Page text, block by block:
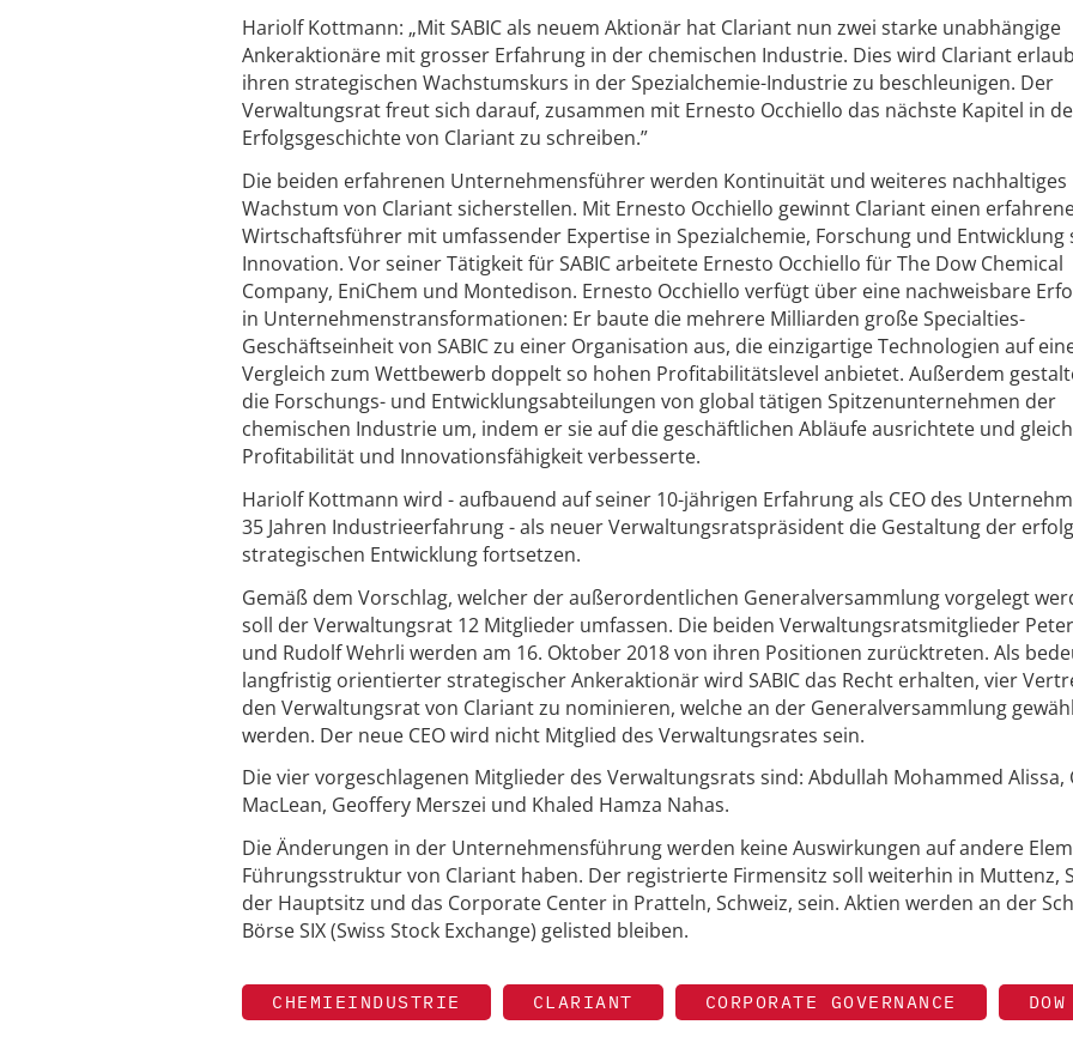
Hariolf Kottmann: „Mit SABIC als neuem Aktionär hat Clariant nun zwei starke unabhängige
Ankeraktionäre mit grosser Erfahrung in der chemischen Industrie. Dies wird Clariant
ihren strategischen Wachstumskurs in der Spezialchemie-Industrie zu beschleunigen. Der
Verwaltungsrat freut sich darauf, zusammen mit Ernesto Occhiello das nächste Kapitel in
Erfolgsgeschichte von Clariant zu schreiben.”
Die beiden erfahrenen Unternehmensführer werden Kontinuität und weiteres nachhaltiges
Wachstum von Clariant sicherstellen. Mit Ernesto Occhiello gewinnt Clariant einen
Wirtschaftsführer mit umfassender Expertise in Spezialchemie, Forschung und Entwicklung
Innovation. Vor seiner Tätigkeit für SABIC arbeitete Ernesto Occhiello für The Dow Chemical
Company, EniChem und Montedison. Ernesto Occhiello verfügt über eine nachweisbare
in Unternehmenstransformationen: Er baute die mehrere Milliarden große Specialties-
Geschäftseinheit von SABIC zu einer Organisation aus, die einzigartige Technologien auf
Vergleich zum Wettbewerb doppelt so hohen Profitabilitätslevel anbietet. Außerdem
die Forschungs- und Entwicklungsabteilungen von global tätigen Spitzenunternehmen der
chemischen Industrie um, indem er sie auf die geschäftlichen Abläufe ausrichtete und
Profitabilität und Innovationsfähigkeit verbesserte.
Hariolf Kottmann wird - aufbauend auf seiner 10-jährigen Erfahrung als CEO des
35 Jahren Industrieerfahrung - als neuer Verwaltungsratspräsident die Gestaltung der
strategischen Entwicklung fortsetzen.
Gemäß dem Vorschlag, welcher der außerordentlichen Generalversammlung vorgelegt
soll der Verwaltungsrat 12 Mitglieder umfassen. Die beiden Verwaltungsratsmitglieder
und Rudolf Wehrli werden am 16. Oktober 2018 von ihren Positionen zurücktreten. Als
langfristig orientierter strategischer Ankeraktionär wird SABIC das Recht erhalten, vier
den Verwaltungsrat von Clariant zu nominieren, welche an der Generalversammlung
werden. Der neue CEO wird nicht Mitglied des Verwaltungsrates sein.
Die vier vorgeschlagenen Mitglieder des Verwaltungsrats sind: Abdullah Mohammed Alissa,
MacLean, Geoffery Merszei und Khaled Hamza Nahas.
Die Änderungen in der Unternehmensführung werden keine Auswirkungen auf andere
Führungsstruktur von Clariant haben. Der registrierte Firmensitz soll weiterhin in Muttenz,
der Hauptsitz und das Corporate Center in Pratteln, Schweiz, sein. Aktien werden an der
Börse SIX (Swiss Stock Exchange) gelisted bleiben.
CHEMIEINDUSTRIE CLARIANT CORPORATE GOVERNANCE